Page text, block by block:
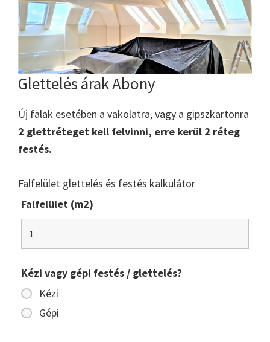
Glettelés árak Abony
Új falak esetében a vakolatra, vagy a gipszkartonra
2 glettréteget kell felvinni, erre kerül 2 réteg
festés.
Falfelület glettelés és festés kalkulátor
Falfelület (m2)
Kézi vagy gépi festés / glettelés?
Kézi
Gépi